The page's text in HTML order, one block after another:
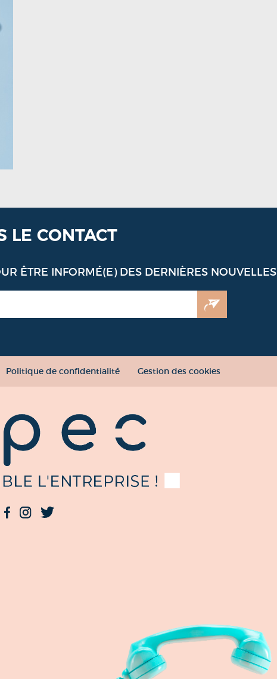
LE CONTACT
ÊTRE INFORMÉ(E) DES DERNIÈRES NOUVELLES
Politique de confidentialité Gestion des cookies